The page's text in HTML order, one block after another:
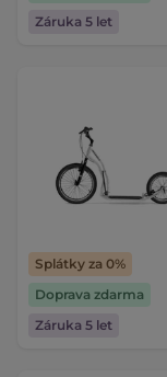
Záruka 5 let
Splátky za 0%
Doprava zdarma
Záruka 5 let